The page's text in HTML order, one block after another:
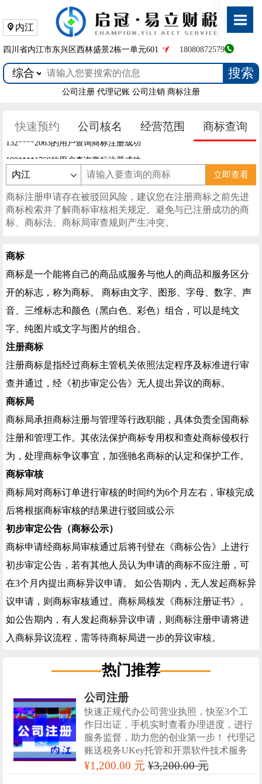
内江
四川省内江市东兴区西林盛景2栋一单元601 18080872579
搜索
公司注册 代理记账 公司注销 商标注册
快速预约 公司核名 经营范围 商标查询
132****2063的用户查询商标注册成功
199****1769的用户查询商标注册成功
199****1769的用户查询商标注册成功
132****2063的用户查询商标注册成功
立即查看
商标注册申请存在被驳回风险，建议您在注册商标之前先进
商标检索并了解商标审核相关规定。避免与已注册成功的商
标、商标法、商标局审查规则产生冲突。
商标
商标是一个能将自己的商品或服务与他人的商品和服务区分
开的标志，称为商标。 商标由文字、图形、字母、数字、声
音、三维标志和颜色（黑白色、彩色）组合，可以是纯文
字、纯图片或文字与图片的组合。
注册商标
注册商标是指经过商标主管机关依照法定程序及标准进行审
查并通过，经《初步审定公告》无人提出异议的商标。
商标局
商标局承担商标注册与管理等行政职能，具体负责全国商标
注册和管理工作。其依法保护商标专用权和查处商标侵权行
为，处理商标争议事宜，加强驰名商标的认定和保护工作。
商标审核
商标局对商标订单进行审核的时间约为6个月左右，审核完成
后将根据商标审核的结果进行驳回或公示
初步审定公告（商标公示）
商标申请经商标局审核通过后将刊登在《商标公告》上进行
初步审定公告，若有其他人员认为申请的商标不应注册，可
在3个月内提出商标异议申请。 如公告期内，无人发起商标异
议申请，则商标审核通过。商标局核发《商标注册证书》。
如公告期内，有人发起商标异议申请，则商标注册申请将进
入商标异议流程，需等待商标局进一步的异议审核。
热门推荐
公司注册
快速正规代办公司营业执照，快至3个工
作日出证，手机实时查看办理进度，进行
服务监督，助力您的创业第一步！ 代理记
账送税务UKey托管和开票软件技术服务
¥1,200.00 元¥3,200.00 元